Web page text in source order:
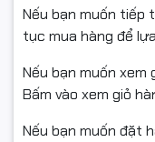
Nếu bạn muốn tiếp
tục mua hàng để
Nếu bạn muốn xem
Bấm vào xem giỏ
Nếu bạn muốn đặt